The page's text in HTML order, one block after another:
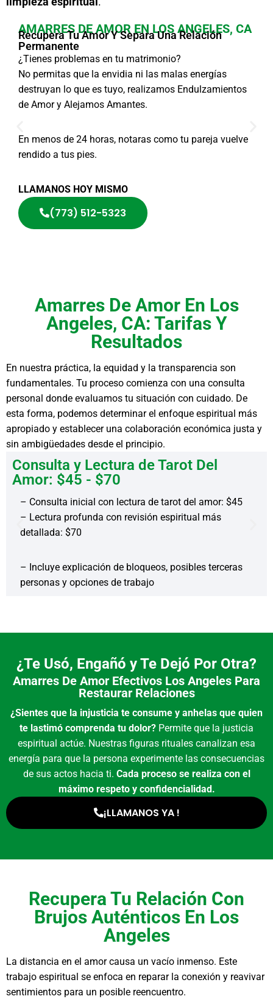
AMARRES DE AMOR EN LOS ANGELES, CA
Recupera Tu Amor Y Separa Una Relación
Permanente
¿Tienes problemas en tu matrimonio?
No permitas que la envidia ni las malas energías
destruyan lo que es tuyo, realizamos Endulzamientos
de Amor y Alejamos Amantes.
En menos de 24 horas, notaras como tu pareja vuelve
rendido a tus pies.
LLAMANOS HOY MISMO
(773) 512-5323
Amarres De Amor En Los
Angeles, CA: Tarifas Y
Resultados
En nuestra práctica, la equidad y la transparencia son
fundamentales. Tu proceso comienza con una consulta
personal donde evaluamos tu situación con cuidado. De
esta forma, podemos determinar el enfoque espiritual más
apropiado y establecer una colaboración económica justa y
sin ambigüedades desde el principio.
Consulta y Lectura de Tarot Del
Amor: $45 - $70
– Consulta inicial con lectura de tarot del amor: $45
– Lectura profunda con revisión espiritual más
detallada: $70
– Incluye explicación de bloqueos, posibles terceras
personas y opciones de trabajo
¿Te Usó, Engañó y Te Dejó Por Otra?
Amarres De Amor Efectivos Los Angeles Para
Restaurar Relaciones
¿Sientes que la injusticia te consume y anhelas que quien
te lastimó comprenda tu dolor? Permite que la justicia
espiritual actúe. Nuestras figuras rituales canalizan esa
energía para que la persona experimente las consecuencias
de sus actos hacia ti. Cada proceso se realiza con el
máximo respeto y confidencialidad.
¡LLAMANOS YA !
Recupera Tu Relación Con
Brujos Auténticos En Los
Angeles
La distancia en el amor causa un vacío inmenso. Este
trabajo espiritual se enfoca en reparar la conexión y reavivar
sentimientos para un posible reencuentro.